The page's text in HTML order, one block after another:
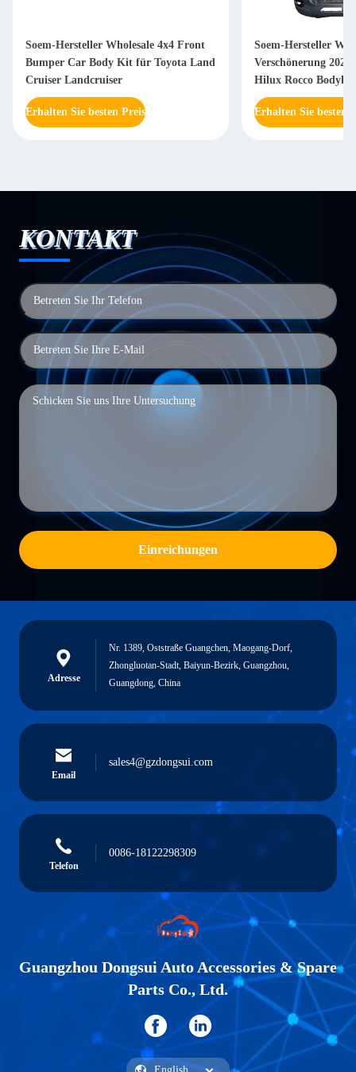
Soem-Hersteller Wholesale 4x4 Front
Bumper Car Body Kit für Toyota Land
Cruiser Landcruiser
Erhalten Sie besten Preis
Soem-Hersteller
Verschönerung 2021
Hilux Rocco
Grill
Erhalten Sie besten
KONTAKT
Einreichungen
Adresse
Nr. 1389, Oststraße Guangchen, Maogang-Dorf,
Zhongluotan-Stadt, Baiyun-Bezirk, Guangzhou,
Guangdong, China
Email
sales4@gzdongsui.com
Telefon
0086-18122298309
Guangzhou Dongsui Auto Accessories & Spare
Parts Co., Ltd.